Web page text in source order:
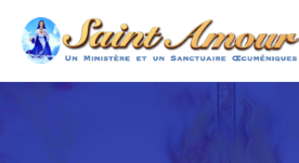
Aller
contenu